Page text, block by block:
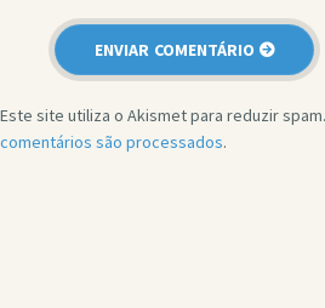
Este site utiliza o Akismet para reduzir spam.
comentários são processados.